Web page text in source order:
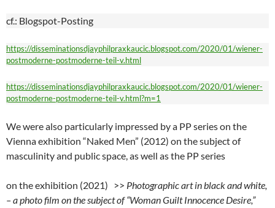
cf.: Blogspot-Posting
https://disseminationsdjayphilpraxkaucic.blogspot.com/2020/01/wiener-
postmoderne-postmoderne-teil-v.html
https://disseminationsdjayphilpraxkaucic.blogspot.com/2020/01/wiener-
postmoderne-postmoderne-teil-v.html?m=1
We were also particularly impressed by a PP series on the
Vienna exhibition “Naked Men” (2012) on the subject of
masculinity and public space, as well as the PP series
on the exhibition (2021) >> Photographic art in black and white,
– a photo film on the subject of “Woman Guilt Innocence Desire,”